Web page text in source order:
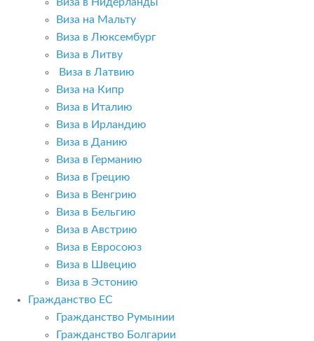
Виза на Мальту
Виза в Люксембург
Виза в Литву
Виза в Латвию
Виза на Кипр
Виза в Италию
Виза в Ирландию
Виза в Данию
Виза в Германию
Виза в Грецию
Виза в Венгрию
Виза в Бельгию
Виза в Австрию
Виза в Евросоюз
Виза в Швецию
Виза в Эстонию
Гражданство ЕС
Гражданство Румынии
Гражданство Болгарии